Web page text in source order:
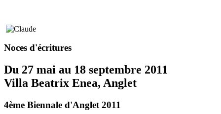
Noces d'écritures
Du 27 mai au 18 septembre 2011
Villa Beatrix Enea, Anglet
4ème Biennale d'Anglet 2011